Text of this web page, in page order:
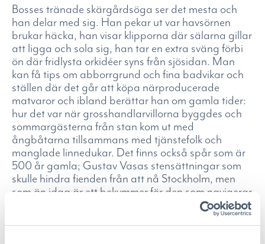
Bosses tränade skärgårdsöga ser det mesta och
han delar med sig. Han pekar ut var havsörnen
brukar häcka, han visar klipporna där sälarna gillar
att ligga och sola sig, han tar en extra sväng förbi
ön där fridlysta orkidéer syns från sjösidan. Man
kan få tips om abborrgrund och fina badvikar och
ställen där det går att köpa närproducerade
matvaror och ibland berättar han om gamla tider:
hur det var när grosshandlarvillorna byggdes och
sommargästerna från stan kom ut med
ångbåtarna tillsammans med tjänstefolk och
manglade linnedukar. Det finns också spår som är
500 år gamla; Gustav Vasas stensättningar som
skulle hindra fienden från att nå Stockholm, men
som än idag är ett bekymmer för den som navigerar